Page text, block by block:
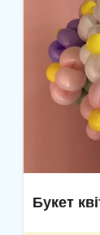
Букет
+38 063
Viber